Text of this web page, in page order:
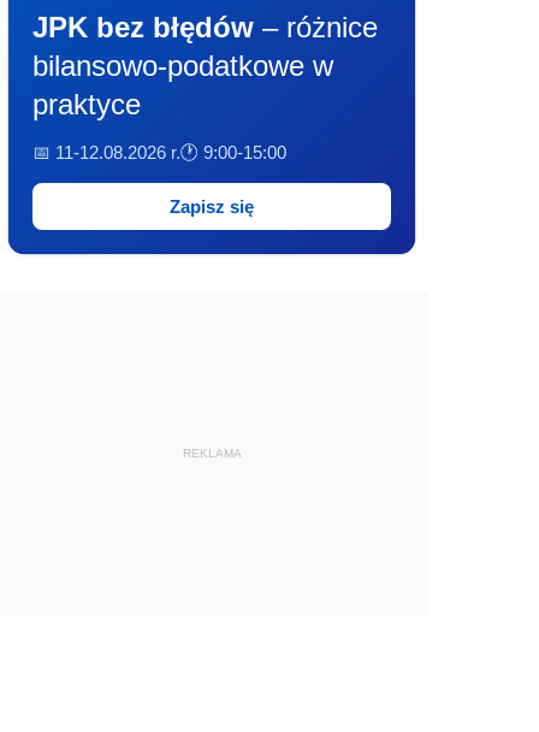
JPK bez błędów – różnice
bilansowo-podatkowe w
praktyce
📅 11-12.08.2026 r.🕐 9:00-15:00
Zapisz się
REKLAMA